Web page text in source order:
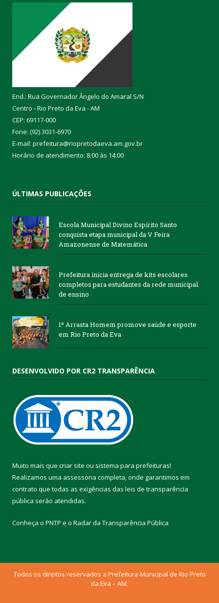
End.: Rua Governador Ângelo do Amaral S/N
Centro - Rio Preto da Eva - AM
CEP: 69117-000
Fone: (92) 3031-6970
E-mail: prefeitura@riopretodaeva.am.gov.br
Horário de atendimento: 8:00 às 14:00
ÚLTIMAS PUBLICAÇÕES
Escola Municipal Divino Espírito Santo
conquista etapa municipal da V Feira
Amazonense de Matemática
Prefeitura inicia entrega de kits escolares
completos para estudantes da rede municipal
de ensino
1º Arrasta Homem promove saúde e esporte
em Rio Preto da Eva
DESENVOLVIDO POR CR2 TRANSPARÊNCIA
Muito mais que criar site ou sistema para prefeituras!
Realizamos uma assessoria completa, onde garantimos em
contrato que todas as exigências das leis de transparência
pública serão atendidas.
Conheça o PNTP e o Radar da Transparência Pública
Todos os direitos reservados a Prefeitura Municipal de Rio Preto
da Eva – AM.